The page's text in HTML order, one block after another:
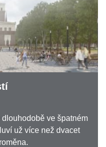
ve špatném
už více než dvacet